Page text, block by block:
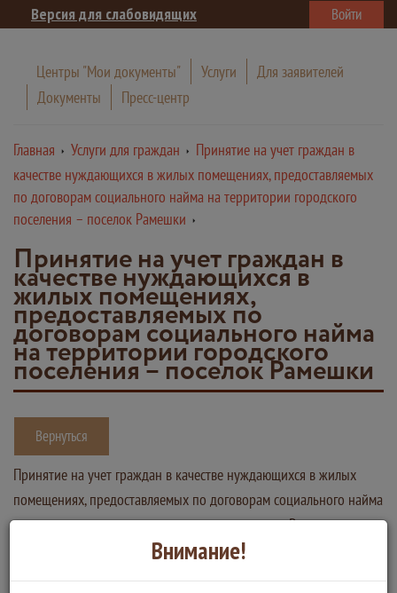
Версия для слабовидящих Войти
Центры "Мои документы" Услуги
Для заявителей
Документы
Пресс-центр
Главная Услуги для граждан
Принятие на учет граждан в
качестве нуждающихся в жилых помещениях, предоставляемых
по договорам социального найма на территории городского
поселения – поселок Рамешки
Принятие на учет граждан в
качестве нуждающихся в
жилых помещениях,
предоставляемых по
договорам социального найма
на территории городского
поселения – поселок Рамешки
Вернуться
Принятие на учет граждан в качестве нуждающихся в жилых
помещениях, предоставляемых по договорам социального найма
на территории городского поселения – поселок Рамешки
Администрация Рамешковского муниципального округа
Внимание!